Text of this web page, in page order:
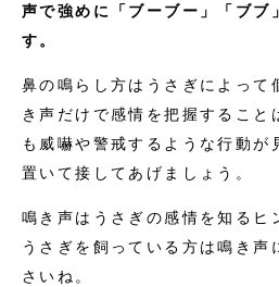
声で強めに「ブーブー」「ブブ
す。
鼻の鳴らし方はうさぎによって
き声だけで感情を把握すること
も威嚇や警戒するような行動が
置いて接してあげましょう。
鳴き声はうさぎの感情を知るヒ
うさぎを飼っている方は鳴き声
さいね。